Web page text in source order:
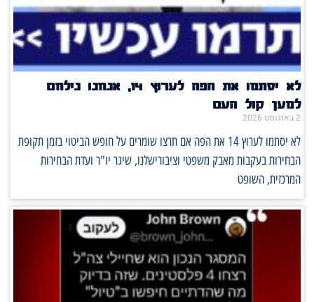
לא יסתמו את הפה לערוץ 14, אנחנו נילחם
למען קול העם
2 באוגוסט 2026
לא יסתמו לערוץ 14 את הפה אם תרצו שומרים על חופש הביטוי בזמן תקופת
הבחירות בעקבות מאבק משפטי וציבורישלנו, שיגר יו"ר ועדת הבחירות
המרכזית, השופט